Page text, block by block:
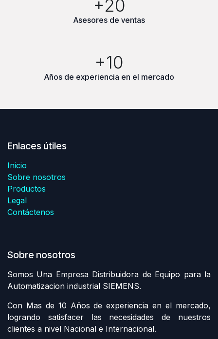
+20
Asesores de ventas
+10
Años de experiencia en el mercado
Enlaces útiles
Inicio
Sobre nosotros
Productos
Legal
Contáctenos
Sobre nosotros
Somos Una Empresa Distribuidora de Equipo para la
Automatizacion industrial SIEMENS.
Con Mas de 10 Años de experiencia en el mercado,
logrando satisfacer las necesidades de nuestros
clientes a nivel Nacional e Internacional.